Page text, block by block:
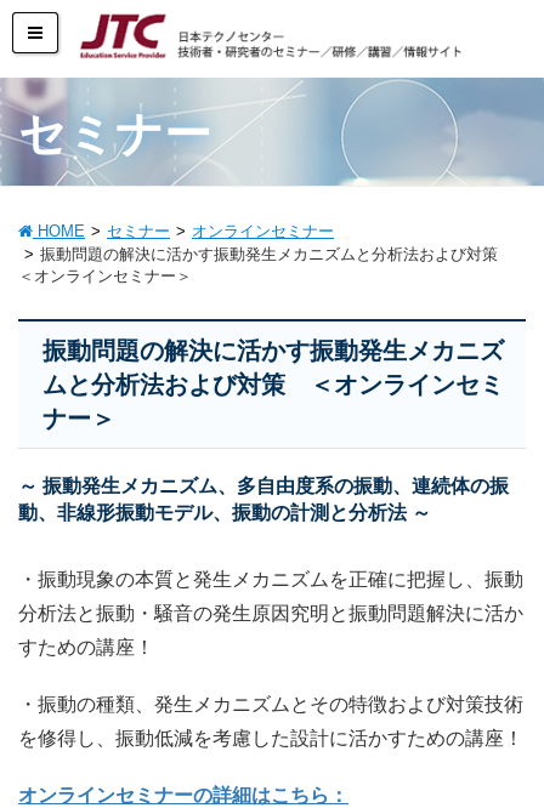
セミナー
HOME セミナー
オンラインセミナー
振動問題の解決に活かす振動発生メカニズムと分析法および対策
＜オンラインセミナー＞
振動問題の解決に活かす振動発生メカニズ
ムと分析法および対策 ＜オンラインセミ
ナー＞
～ 振動発生メカニズム、多自由度系の振動、連続体の振
動、非線形振動モデル、振動の計測と分析法 ～
・振動現象の本質と発生メカニズムを正確に把握し、振動
分析法と振動・騒音の発生原因究明と振動問題解決に活か
すための講座！
・振動の種類、発生メカニズムとその特徴および対策技術
を修得し、振動低減を考慮した設計に活かすための講座！
オンラインセミナーの詳細はこちら：